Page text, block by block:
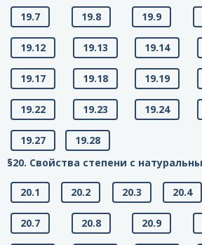
19.7 19.8 19.9
19.12 19.13 19.14
19.17 19.18 19.19
19.22 19.23 19.24
19.27
19.28
§20. Свойства степени с
20.1 20.2 20.3 20.4
20.7 20.8 20.9